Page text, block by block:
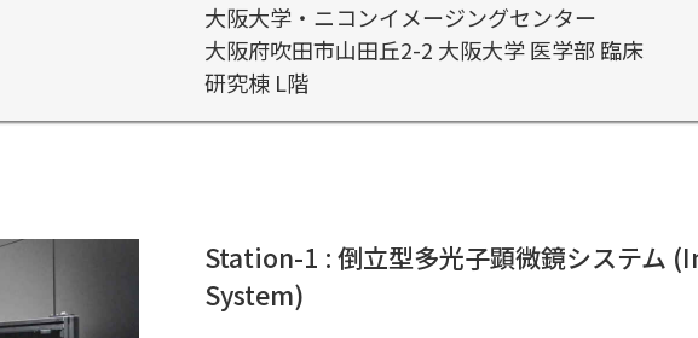
大阪大学・ニコンイメージングセンター
大阪府吹田市山田丘2-2 大阪大学 医学部 臨床
研究棟 L階
Station-1 : 倒立型多光子顕微鏡システ
System)